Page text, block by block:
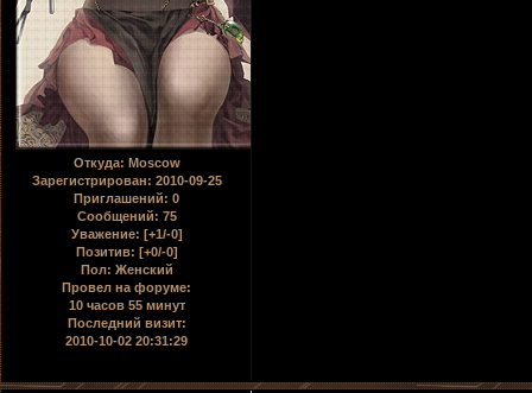
Откуда: Moscow
Зарегистрирован: 2010-09-25
Приглашений: 0
Сообщений: 75
Уважение: [+1/-0]
Позитив: [+0/-0]
Пол: Женский
Провел на форуме:
10 часов 55 минут
Последний визит:
2010-10-02 20:31:29